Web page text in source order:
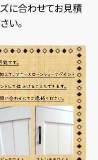
に合わせてお見積
い。